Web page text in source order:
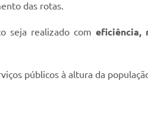
das rotas.
seja realizado com eficiência,
públicos à altura da